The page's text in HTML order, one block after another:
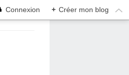
Connexion + Créer mon blog